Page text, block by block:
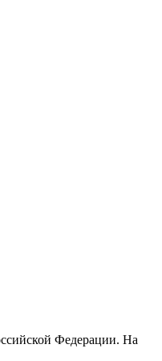
Федерации. На